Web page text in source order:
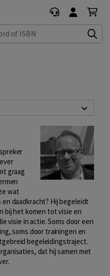
ISBN
graag
wat
daadkracht? Hij begeleidt
bij het komen tot visie en
visie in actie. Soms door een
soms door trainingen en
begeleidingstraject.
dat hij samen met